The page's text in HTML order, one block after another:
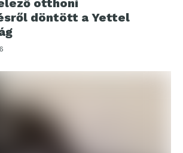
otthoni
döntött a Yettel